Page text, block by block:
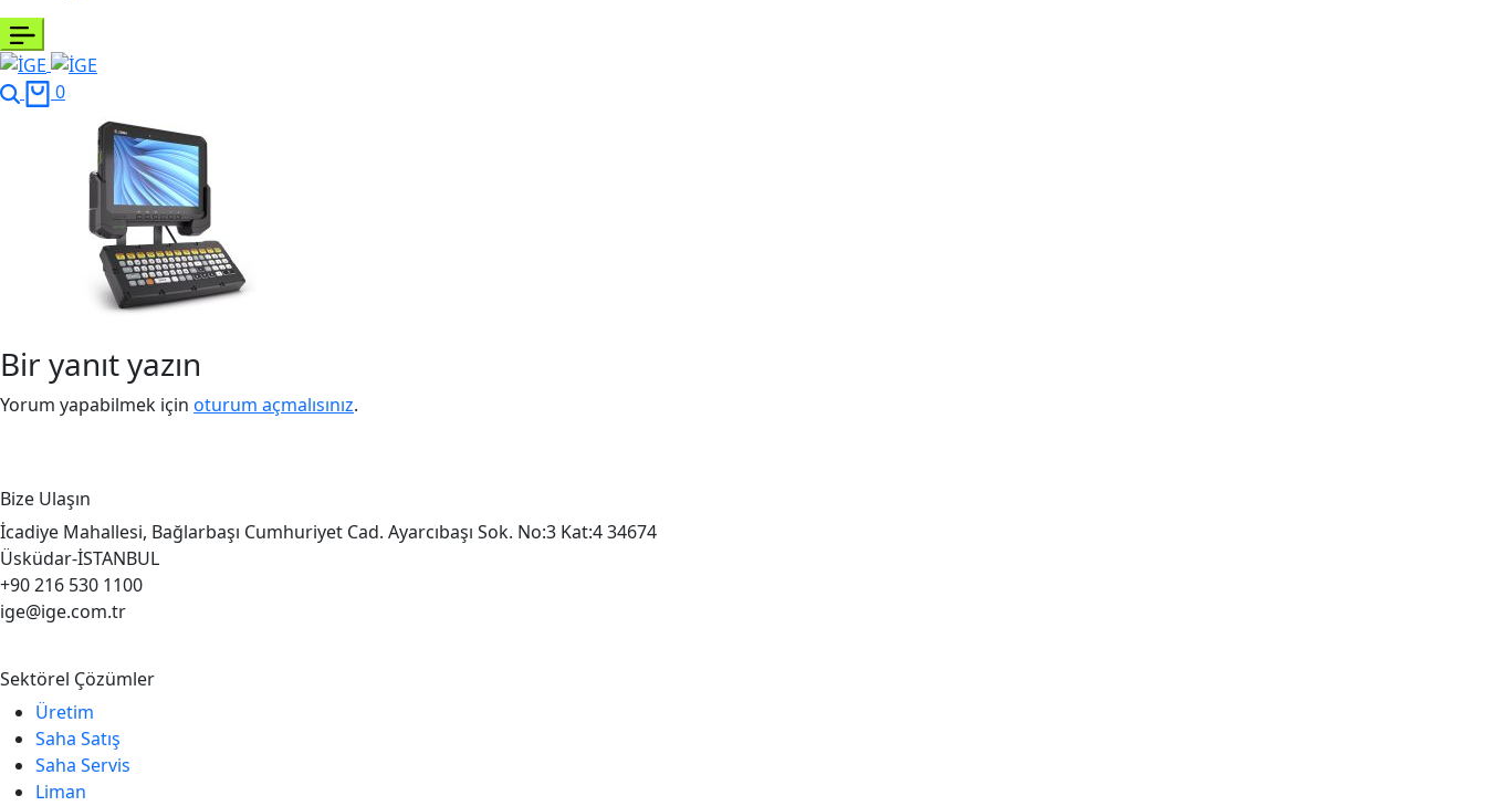
0
Bir yanıt yazın
Yorum yapabilmek için oturum açmalısınız.
Bize Ulaşın
İcadiye Mahallesi, Bağlarbaşı Cumhuriyet Cad. Ayarcıbaşı Sok. No:3 Kat:4 34674
Üsküdar-İSTANBUL
+90 216 530 1100
ige@ige.com.tr
Sektörel Çözümler
Üretim
Saha Satış
Saha Servis
Liman